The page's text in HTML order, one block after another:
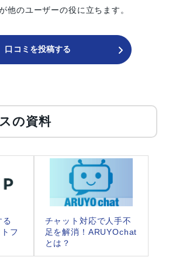
他のユーザーの役に立ちます。
口コミを投稿する
の資料
フ
チャット対応で人手不
足を解消！ARUYOchat
とは？